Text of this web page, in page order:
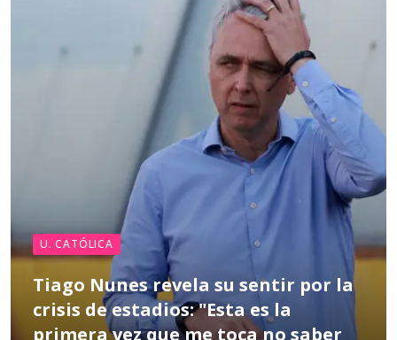
U. CATÓLICA
Tiago Nunes revela su sentir por la
crisis de estadios: "Esta es la
primera vez que me toca no saber